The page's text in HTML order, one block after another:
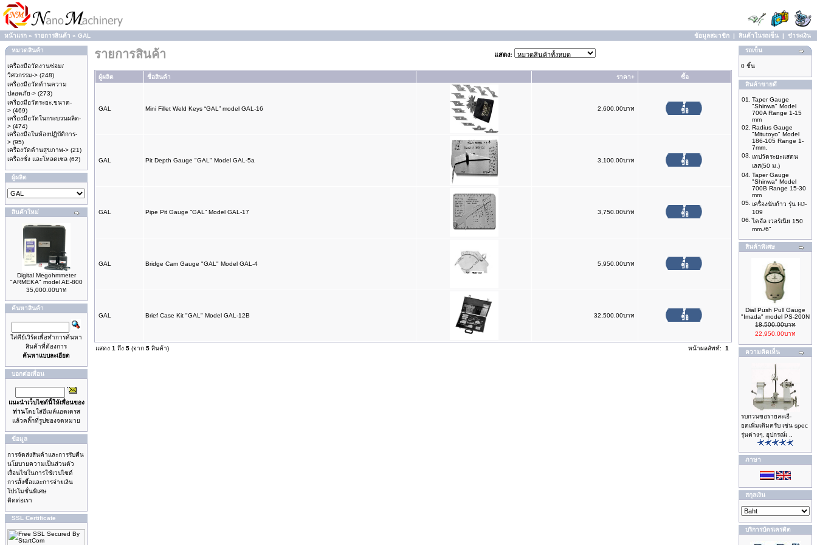
หน้าแรก » รายการสินค้า » GAL ข้อมูลสมาชิก | สินค้าในรถเข็น | ชำระเงิน
หมวดสินค้า
เครื่องมือวัดงานซ่อม/
วิศวกรรม-> (248)
เครื่องมือวัดด้านความ
ปลอดภัย-> (273)
เครื่องมือวัดระยะ,ขนาด-
> (469)
เครื่องมือวัดในกระบวนผลิต-
> (474)
เครื่องมือในห้องปฏิบัติการ-
> (95)
เครื่องวัดด้านสุขภาพ-> (21)
เครื่องชั่ง และโหลดเซล (62)
ผู้ผลิต
สินค้าใหม่
Digital Megohmmeter
"ARMEKA" model AE-800
35,000.00บาท
ค้นหาสินค้า
ใส่คีย์เวิร์ดเพื่อทำการค้นหา
สินค้าที่ต้องการ
ค้นหาแบบละเอียด
บอกต่อเพื่อน
แนะนำเว็บไซด์นี้ให้เพื่อนของ
ท่านโดยใส่อีเมล์แอดเดรส
แล้วคลิ๊กที่รูปซองจดหมาย
ข้อมูล
การจัดส่งสินค้าและการรับคืน
นโยบายความเป็นส่วนตัว
เงื่อนไขในการใช้เวปไซด์
การสั้งซื้อและการจ่ายเงิน
โปรโมชั่นพิเศษ
ติดต่อเรา
SSL Certificate
รายการสินค้า แสดง:
ผู้ผลิต ชื่อสินค้า ราคา+ ซื้อ
GAL Mini Fillet Weld Keys “GAL” model GAL-16 2,600.00บาท
GAL Pit Depth Gauge "GAL" Model GAL-5a 3,100.00บาท
GAL Pipe Pit Gauge “GAL” Model GAL-17 3,750.00บาท
GAL Bridge Cam Gauge "GAL" Model GAL-4 5,950.00บาท
GAL Brief Case Kit "GAL" Model GAL-12B 32,500.00บาท
แสดง 1 ถึง 5 (จาก 5 สินค้า) หน้าผลลัพท์: 1
รถเข็น
0 ชิ้น
สินค้าขายดี
01.
Taper Gauge
"Shinwa" Model
700A Range 1-15
mm
02. Radius Gauge
"Mitutoyo" Model
186-105 Range 1-
7mm.
03. เทปวัดระยะแสตน
เลส(50 ม.)
04. Taper Gauge
"Shinwa" Model
700B Range 15-30
mm
05. เครื่องนับก้าว รุ่น HJ-
109
06. ไดอัล เวอร์เนีย 150
mm./6"
สินค้าพิเศษ
Dial Push Pull Gauge
"Imada" model PS-200N
18,500.00บาท
22,950.00บาท
ความคิดเห็น
รบกวนขอรายละเอี-
ยดเพิ่มเติมครับ เช่น spec
รุ่นต่างๆ, อุปกรณ์เ ..
ภาษา
สกุลเงิน
บริการบัตรเครดิต